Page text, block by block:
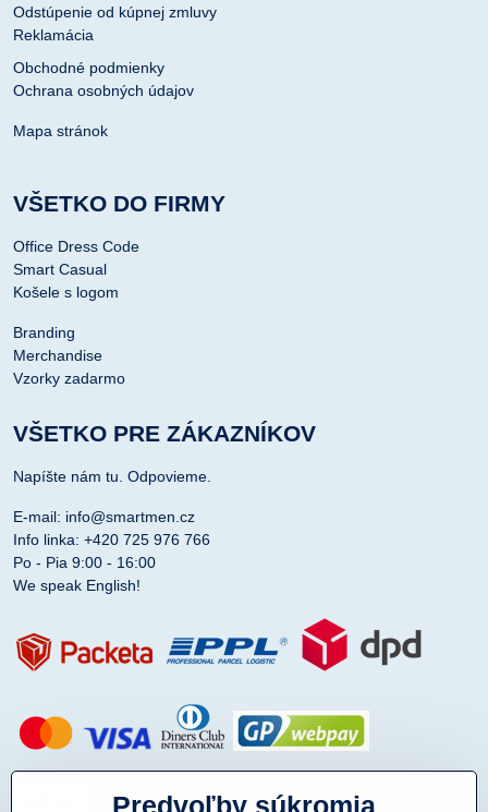
Odstúpenie od kúpnej zmluvy
Reklamácia
Obchodné podmienky
Ochrana osobných údajov
Mapa stránok
VŠETKO DO FIRMY
Office Dress Code
Smart Casual
Košele s logom
Branding
Merchandise
Vzorky zadarmo
VŠETKO PRE ZÁKAZNÍKOV
Napíšte nám tu. Odpovieme.
E-mail: info@smartmen.cz
Info linka: +420 725 976 766
Po - Pia 9:00 - 16:00
We speak English!
Predvoľby súkromia